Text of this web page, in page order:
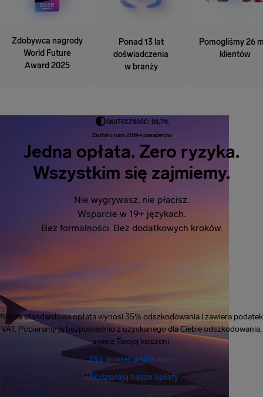
Zdobywca nagrody
World Future
Award 2025
Ponad 13 lat
doświadczenia
w branży
Pomogliśmy 26
klientów
SKUTECZNOŚĆ: 99,7%
Zaufało nam 28M+ pasażerów
Jedna opłata. Zero ryzyka.
Wszystkim się zajmiemy.
Nie wygrywasz, nie płacisz.
Wsparcie w 19+ językach.
Bez formalności. Bez dodatkowych kroków.
Nasza standardowa opłata wynosi 35% odszkodowania i zawiera podatek
VAT. Pobieramy ją bezpośrednio z uzyskanego dla Ciebie odszkodowania,
a nie z Twojej kieszeni.
Złóż wniosek w kilka minut
Jak działają nasze opłaty